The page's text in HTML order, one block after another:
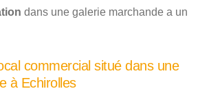
dans une galerie marchande a un
commercial situé dans une
à Echirolles